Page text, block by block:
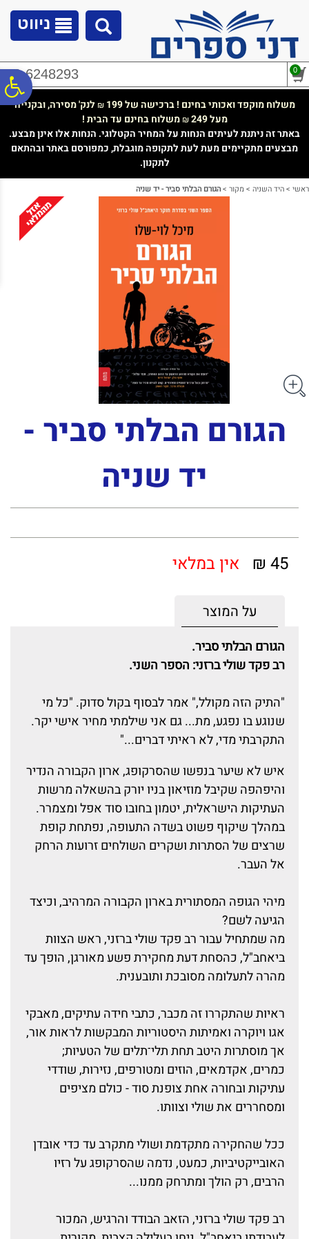
נגישות
ניווט
02-6248293 0
משלוח מוקפד ואכותי בחינם ! ברכישה של 199 ₪ לנק' מסירה, ובקנייה
מעל 249
₪משלוח בחינם עד הבית !
באתר זה ניתנת לעיתים הנחות על המחיר הקטלוגי. הנחות אלו אינן מבצע.
מבצעים מתקיימים מעת לעת לתקופה מוגבלת, כמפורסם באתר ובהתאם
לתקנון.
ראשי >היד השניה >מקור >הגורם הבלתי סביר - יד שניה
הגורם הבלתי סביר -
יד שניה
45 ₪ אין במלאי
על המוצר
הגורם הבלתי סביר.
רב פקד שולי ברזני: הספר השני.
"התיק הזה מקולל," אמר לבסוף בקול סדוק. "כל מי
שנוגע בו נפגע, מת... גם אני שילמתי מחיר אישי יקר.
התקרבתי מדי, לא ראיתי דברים..."
איש לא שיער בנפשו שהסרקופג, ארון הקבורה הנדיר
והיפהפה שקיבל מוזיאון בניו יורק בהשאלה מרשות
העתיקות הישראלית, יטמון בחובו סוד אפל ומצמרר.
במהלך שיקוף פשוט בשדה התעופה, נפתחת קופת
שרצים של הסתרות ושקרים השולחים זרועות הרחק
אל העבר.
מיהי הגופה המסתורית בארון הקבורה המרהיב, וכיצד
הגיעה לשם?
מה שמתחיל עבור רב פקד שולי ברזני, ראש הצוות
ביאחב"ל, כהסחת דעת מחקירת פשע מאורגן, הופך עד
מהרה לתעלומה מסובכת ותובענית.
ראיות שהתקררו זה מכבר, כתבי חידה עתיקים, מאבקי
אגו ויוקרה ואמיתות היסטוריות המבקשות לראות אור,
אך מוסתרות היטב תחת תלי־תלים של הטעיות;
כמרים, אקדמאים, הוזים ומטורפים, נזירות, שודדי
עתיקות ובחורה אחת צופנת סוד - כולם מציפים
ומסחררים את שולי וצוותו.
ככל שהחקירה מתקדמת ושולי מתקרב עד כדי אובדן
האובייקטיביות, כמעט, נדמה שהסרקופג על רזיו
הרבים, רק הולך ומתרחק ממנו...
רב פקד שולי ברזני, הזאב הבודד והרגיש, המכור